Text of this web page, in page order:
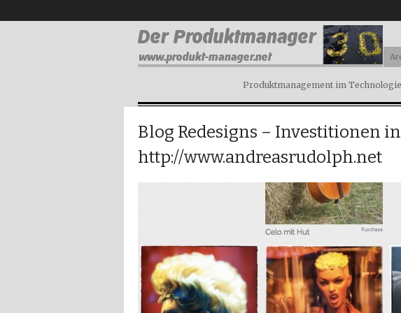
Produktmanagement im
Blog Redesigns – Investitionen
http://www.andreasrudolph.net